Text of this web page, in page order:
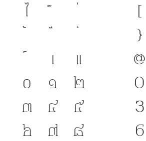
ไ
เ
แ
๐
๑
๒
๓
๔
๕
๖
๗
๘
}
@
0
3
6